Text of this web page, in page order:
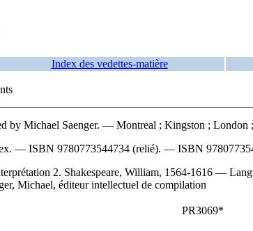
Index des vedettes-matière
by Michael Saenger. — Montreal ; Kingston ;
— ISBN 9780773544734 (relié). — ISBN
2. Shakespeare, William, 1564-1616 —
Michael, éditeur intellectuel de compilation
PR3069*